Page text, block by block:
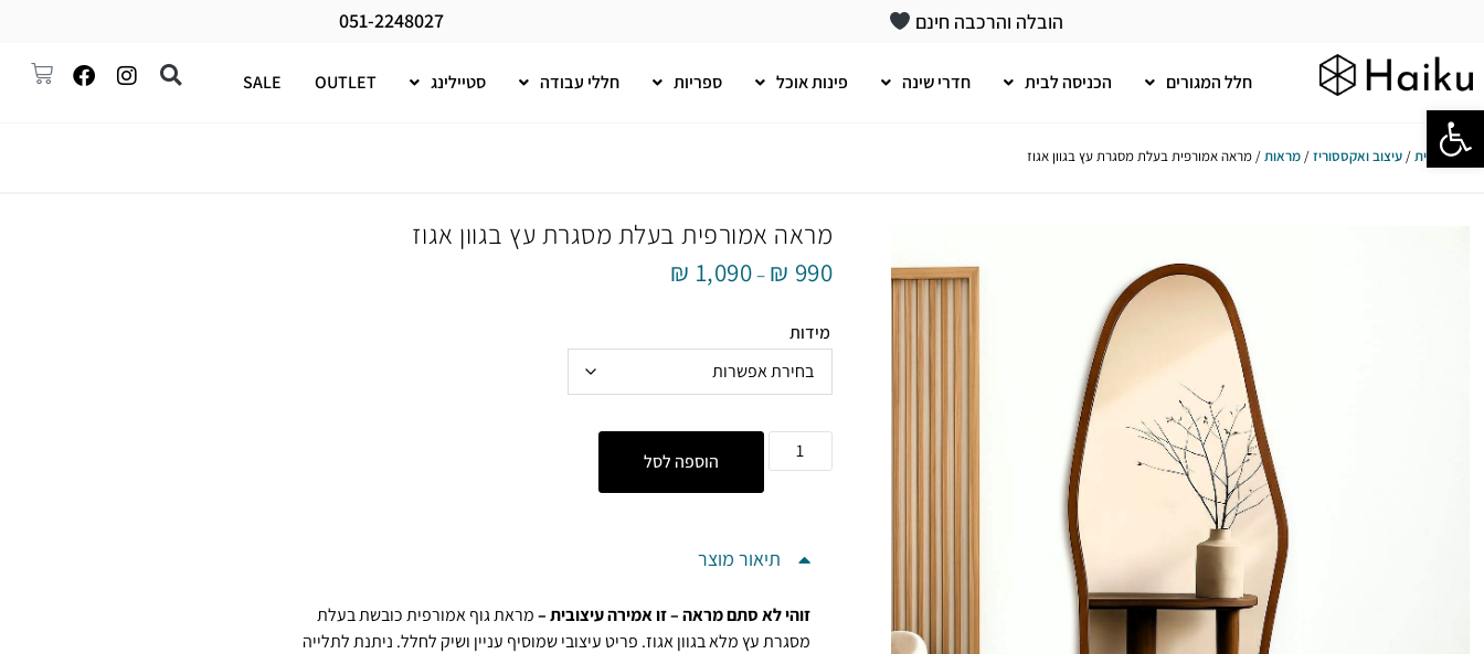
פתח סרגל נגישות
הובלה והרכבה חינם 051-2248027
חלל המגורים הכניסה לבית חדרי שינה פינות אוכל ספריות חללי עבודה סטיילינג OUTLET
SALE
עמוד הבית/ עיצוב ואקססוריז/ מראות/ מראה אמורפית בעלת מסגרת עץ בגוון אגוז
מראה אמורפית בעלת מסגרת עץ בגוון אגוז
₪ 990
–
₪ 1,090
מידות
הוספה לסל
תיאור מוצר
זוהי לא סתם מראה – זו אמירה עיצובית –מראת גוף אמורפית כובשת בעלת
מסגרת עץ מלא בגוון אגוז. פריט עיצובי שמוסיף עניין ושיק לחלל. ניתנת לתלייה